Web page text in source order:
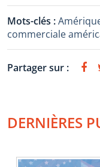
Mots-clés :
commerciale
Partager sur :
DERNIÈRES